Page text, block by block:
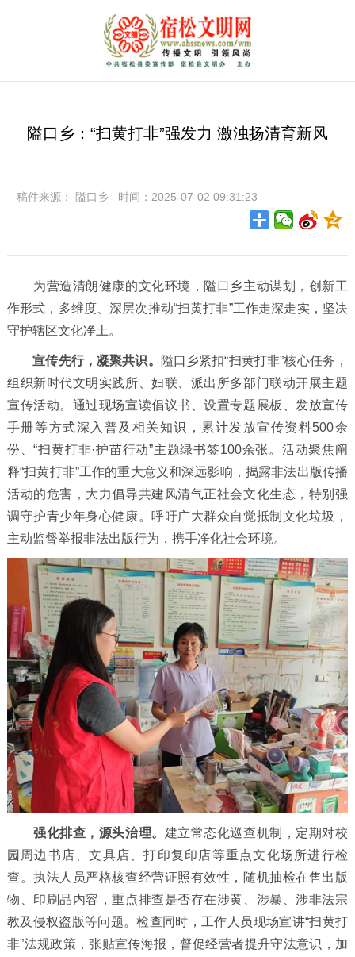
隘口乡：“扫黄打非”强发力 激浊扬清育新风
稿件来源： 隘口乡 时间：2025-07-02 09:31:23
为营造清朗健康的文化环境，隘口乡主动谋划，创新工
作形式，多维度、深层次推动“扫黄打非”工作走深走实，坚决
守护辖区文化净土。
宣传先行，凝聚共识。
隘口乡紧扣“扫黄打非”核心任务，
组织新时代文明实践所、妇联、派出所多部门联动开展主题
宣传活动。通过现场宣读倡议书、设置专题展板、发放宣传
手册等方式深入普及相关知识，累计发放宣传资料500余
份、“扫黄打非·护苗行动”主题绿书签100余张。活动聚焦阐
释“扫黄打非”工作的重大意义和深远影响，揭露非法出版传播
活动的危害，大力倡导共建风清气正社会文化生态，特别强
调守护青少年身心健康。呼吁广大群众自觉抵制文化垃圾，
主动监督举报非法出版行为，携手净化社会环境。
强化排查，源头治理。 建立常态化巡查机制，定期对校
园周边书店、文具店、打印复印店等重点文化场所进行检
查。执法人员严格核查经营证照有效性，随机抽检在售出版
物、印刷品内容，重点排查是否存在涉黄、涉暴、涉非法宗
教及侵权盗版等问题。检查同时，工作人员现场宣讲“扫黄打
非”法规政策，张贴宣传海报，督促经营者提升守法意识，加